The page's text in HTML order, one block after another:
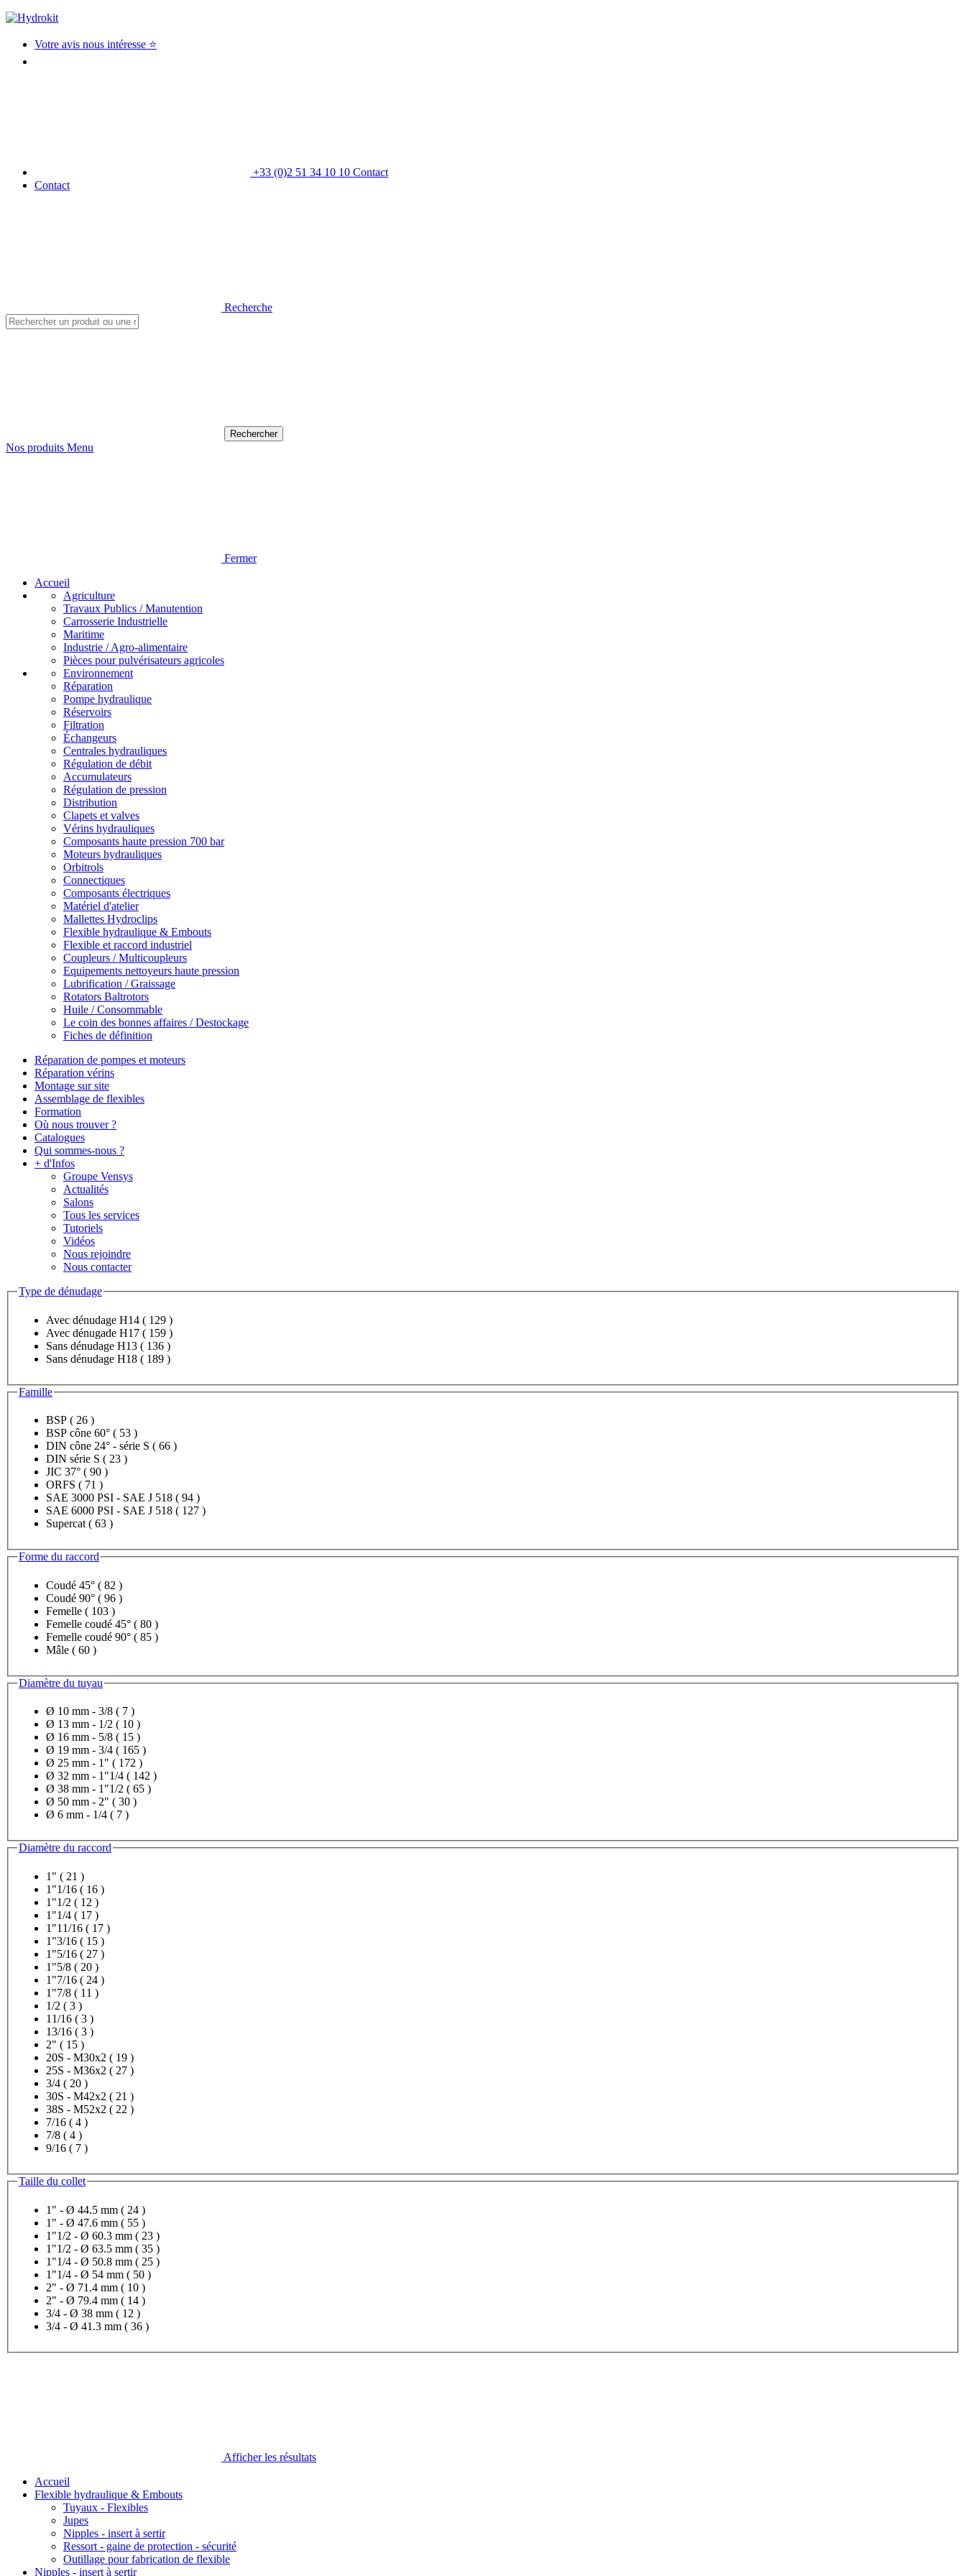
Votre avis nous intéresse ⭐
+33 (0)2 51 34 10 10 Contact
Contact
Recherche
Nos produits Menu
Fermer
Accueil
Agriculture
Travaux Publics / Manutention
Carrosserie Industrielle
Maritime
Industrie / Agro-alimentaire
Pièces pour pulvérisateurs agricoles
Environnement
Réparation
Pompe hydraulique
Réservoirs
Filtration
Échangeurs
Centrales hydrauliques
Régulation de débit
Accumulateurs
Régulation de pression
Distribution
Clapets et valves
Vérins hydrauliques
Composants haute pression 700 bar
Moteurs hydrauliques
Orbitrols
Connectiques
Composants électriques
Matériel d'atelier
Mallettes Hydroclips
Flexible hydraulique & Embouts
Flexible et raccord industriel
Coupleurs / Multicoupleurs
Equipements nettoyeurs haute pression
Lubrification / Graissage
Rotators Baltrotors
Huile / Consommable
Le coin des bonnes affaires / Destockage
Fiches de définition
Réparation de pompes et moteurs
Réparation vérins
Montage sur site
Assemblage de flexibles
Formation
Où nous trouver ?
Catalogues
Qui sommes-nous ?
+ d'Infos
Groupe Vensys
Actualités
Salons
Tous les services
Tutoriels
Vidéos
Nous rejoindre
Nous contacter
Type de dénudage
Avec dénudage H14
( 129 )
Avec dénugade H17
( 159 )
Sans dénudage H13
( 136 )
Sans dénudage H18
( 189 )
Famille
BSP
( 26 )
BSP cône 60°
( 53 )
DIN cône 24° - série S
( 66 )
DIN série S
( 23 )
JIC 37°
( 90 )
ORFS
( 71 )
SAE 3000 PSI - SAE J 518
( 94 )
SAE 6000 PSI - SAE J 518
( 127 )
Supercat
( 63 )
Forme du raccord
Coudé 45°
( 82 )
Coudé 90°
( 96 )
Femelle
( 103 )
Femelle coudé 45°
( 80 )
Femelle coudé 90°
( 85 )
Mâle
( 60 )
Diamètre du tuyau
Ø 10 mm - 3/8
( 7 )
Ø 13 mm - 1/2
( 10 )
Ø 16 mm - 5/8
( 15 )
Ø 19 mm - 3/4
( 165 )
Ø 25 mm - 1"
( 172 )
Ø 32 mm - 1"1/4
( 142 )
Ø 38 mm - 1"1/2
( 65 )
Ø 50 mm - 2"
( 30 )
Ø 6 mm - 1/4
( 7 )
Diamètre du raccord
1"
( 21 )
1"1/16
( 16 )
1"1/2
( 12 )
1"1/4
( 17 )
1"11/16
( 17 )
1"3/16
( 15 )
1"5/16
( 27 )
1"5/8
( 20 )
1"7/16
( 24 )
1"7/8
( 11 )
1/2
( 3 )
11/16
( 3 )
13/16
( 3 )
2"
( 15 )
20S - M30x2
( 19 )
25S - M36x2
( 27 )
3/4
( 20 )
30S - M42x2
( 21 )
38S - M52x2
( 22 )
7/16
( 4 )
7/8
( 4 )
9/16
( 7 )
Taille du collet
1" - Ø 44.5 mm
( 24 )
1" - Ø 47.6 mm
( 55 )
1"1/2 - Ø 60.3 mm
( 23 )
1"1/2 - Ø 63.5 mm
( 35 )
1"1/4 - Ø 50.8 mm
( 25 )
1"1/4 - Ø 54 mm
( 50 )
2" - Ø 71.4 mm
( 10 )
2" - Ø 79.4 mm
( 14 )
3/4 - Ø 38 mm
( 12 )
3/4 - Ø 41.3 mm
( 36 )
Afficher les résultats
Accueil
Flexible hydraulique & Embouts
Tuyaux - Flexibles
Jupes
Nipples - insert à sertir
Ressort - gaine de protection - sécurité
Outillage pour fabrication de flexible
Nipples - insert à sertir